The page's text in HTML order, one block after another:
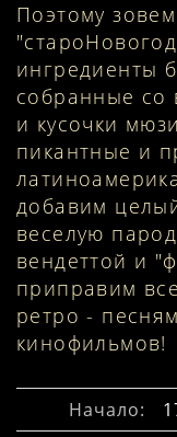
Поэтому
ингредиенты
собранные со
и кусочки
пикантные и
добавим
веселую
вендеттой и
приправим
ретро -
кинофильмов!
Начало: